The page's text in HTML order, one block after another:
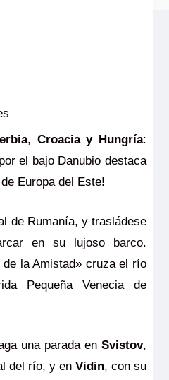
, Croacia y Hungría:
el bajo Danubio destaca
Europa del Este!
de Rumanía, y trasládese
en su lujoso barco.
la Amistad» cruza el río
Pequeña Venecia de
una parada enSvistov,
del río, y enVidin, con su